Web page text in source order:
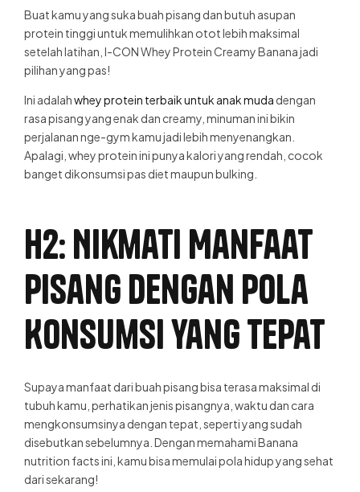
Buat kamu yang suka buah pisang dan butuh asupan
protein tinggi untuk memulihkan otot lebih maksimal
setelah latihan, I-CON Whey Protein Creamy Banana jadi
pilihan yang pas!
Ini adalahwhey protein terbaik untuk anak muda dengan
rasa pisang yang enak dan creamy, minuman ini bikin
perjalanan nge-gym kamu jadi lebih menyenangkan.
Apalagi, whey protein ini punya kalori yang rendah, cocok
banget dikonsumsi pas diet maupun bulking.
H2: Nikmati Manfaat
Pisang dengan Pola
Konsumsi yang Tepat
Supaya manfaat dari buah pisang bisa terasa maksimal di
tubuh kamu, perhatikan jenis pisangnya, waktu dan cara
mengkonsumsinya dengan tepat, seperti yang sudah
disebutkan sebelumnya. Dengan memahamiBanana
nutrition factsini, kamu bisa memulai pola hidup yang sehat
dari sekarang!